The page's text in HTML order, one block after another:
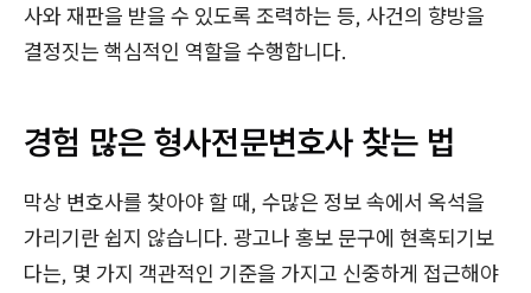
사와 재판을 받을 수 있도록 조력하는 등, 사건의 향방을
결정짓는 핵심적인 역할을 수행합니다.
경험 많은 형사전문변호사 찾는 법
막상 변호사를 찾아야 할 때, 수많은 정보 속에서 옥석을
가리기란 쉽지 않습니다. 광고나 홍보 문구에 현혹되기보
다는, 몇 가지 객관적인 기준을 가지고 신중하게 접근해야